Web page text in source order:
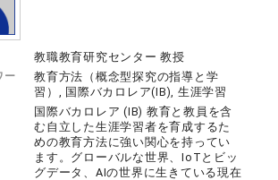
教職教育研究センター 教授
ー
教育方法（概念型探究の指導と学
習）, 国際バカロレア(IB), 生涯学習
国際バカロレア (IB) 教育と教員を含
む自立した生涯学習者を育成するた
めの教育方法に強い関心を持ってい
ます。グローバルな世界、IoTとビッ
グデータ、AIの世界に生きている現在